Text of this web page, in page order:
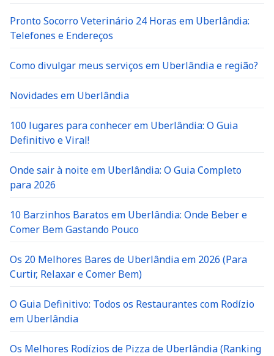
Pronto Socorro Veterinário 24 Horas em Uberlândia:
Telefones e Endereços
Como divulgar meus serviços em Uberlândia e região?
Novidades em Uberlândia
100 lugares para conhecer em Uberlândia: O Guia
Definitivo e Viral!
Onde sair à noite em Uberlândia: O Guia Completo
para 2026
10 Barzinhos Baratos em Uberlândia: Onde Beber e
Comer Bem Gastando Pouco
Os 20 Melhores Bares de Uberlândia em 2026 (Para
Curtir, Relaxar e Comer Bem)
O Guia Definitivo: Todos os Restaurantes com Rodízio
em Uberlândia
Os Melhores Rodízios de Pizza de Uberlândia (Ranking